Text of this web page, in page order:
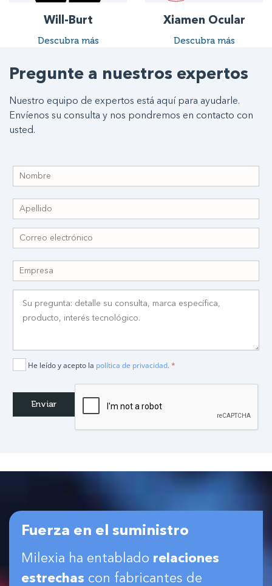
Will-Burt
Descubra más
Xiamen Ocular
Descubra más
Pregunte a nuestros expertos
Nuestro equipo de expertos está aquí para ayudarle.
Envíenos su consulta y nos pondremos en contacto con
usted.
He leído y acepto la política de privacidad.*
Fuerza en el suministro
Milexia ha entablado relaciones
estrechas con fabricantes de